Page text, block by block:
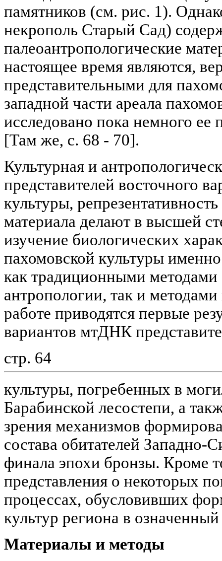
памятников (см. рис. 1).
некрополь Старый Сад)
палеоантропологические
настоящее время являются,
представительными для
западной части ареала
исследовано пока немного ее
[Там же, с. 68 - 70].
Культурная и
представителей восточного
культуры,
материала делают в высшей
изучение биологических
пахомовской культуры
как традиционными методами
антропологии, так и
работе приводятся первые
вариантов мтДНК
стр. 64
культуры, погребенных в
Барабинской лесостепи, а
зрения механизмов
состава обитателей Западно-
финала эпохи бронзы. Кроме
представления о некоторых
процессах, обусловивших
культур региона в
Материалы и методы